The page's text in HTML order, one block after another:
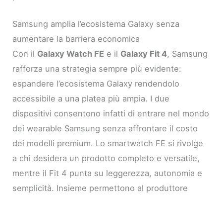
Samsung amplia l’ecosistema Galaxy senza
aumentare la barriera economica
Con il Galaxy Watch FE e il Galaxy Fit 4, Samsung
rafforza una strategia sempre più evidente:
espandere l’ecosistema Galaxy rendendolo
accessibile a una platea più ampia. I due
dispositivi consentono infatti di entrare nel mondo
dei wearable Samsung senza affrontare il costo
dei modelli premium. Lo smartwatch FE si rivolge
a chi desidera un prodotto completo e versatile,
mentre il Fit 4 punta su leggerezza, autonomia e
semplicità. Insieme permettono al produttore